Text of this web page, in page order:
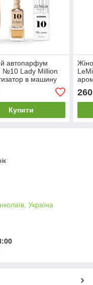
автопарфум
№10 Lady Million
в машину
Купити
260
Україна